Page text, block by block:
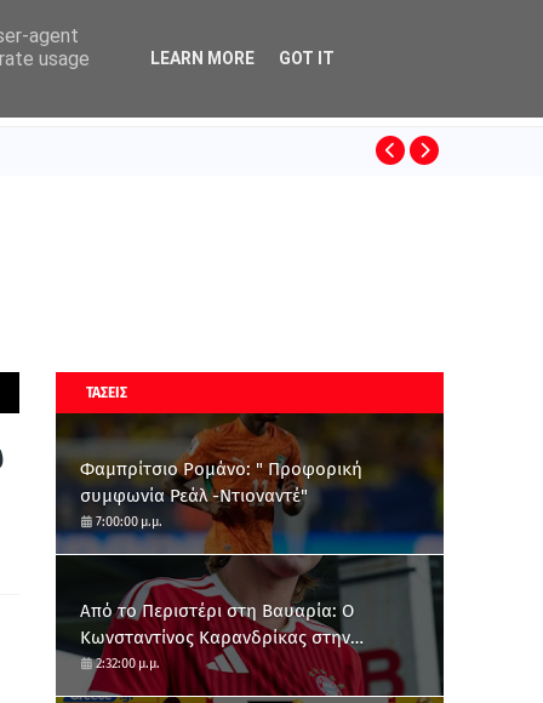
ΤΑΣΕΙΣ
Φαμπρίτσιο Ρομάνο: " Προφορική
συμφωνία Ρεάλ -Ντιοναντέ"
7:00:00 μ.μ.
Από το Περιστέρι στη Βαυαρία: O
Κωνσταντίνος Καρανδρίκας στην
Μπάγερν Μονάχου
2:32:00 μ.μ.
agent
usage
LEARN MORE GOT IT